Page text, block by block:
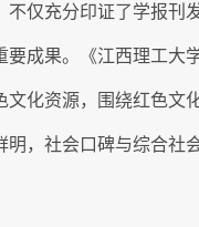
不仅充分印证了学报刊
成果。 《江西理工大
文化资源，围绕红色文
，社会口碑与综合社